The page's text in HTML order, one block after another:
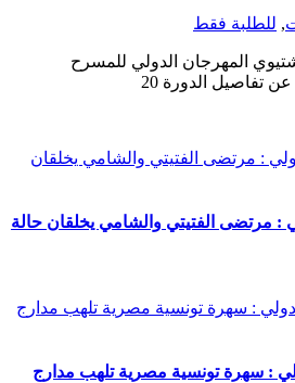
, للطلبة فقط
المهرجان الدولي للمسرح
تفاصيل الدورة 20
: مرتضى الفتيتي والشامي يخلقان حالة
: سهرة تونسية مصرية تلهب مدارج